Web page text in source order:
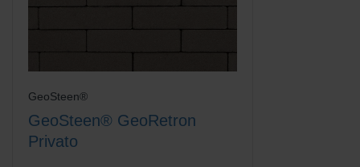
GeoSteen®
GeoSteen® GeoRetron
Privato